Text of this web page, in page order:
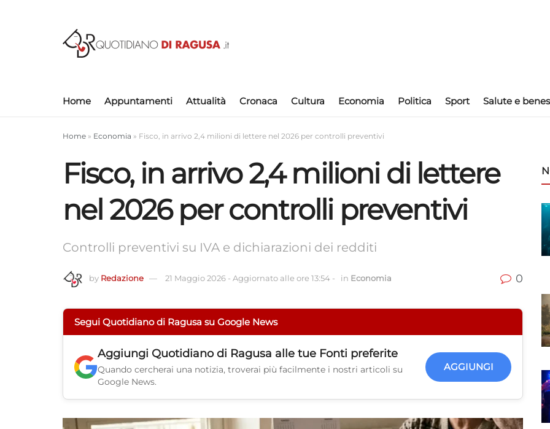
Home Appuntamenti Attualità Cronaca Cultura Economia Politica Sport Salute e
Home » Economia » Fisco, in arrivo 2,4 milioni di lettere nel 2026 per controlli preventivi
Fisco, in arrivo 2,4 milioni di lettere
nel 2026 per controlli preventivi
Controlli preventivi su IVA e dichiarazioni dei redditi
by Redazione 21 Maggio 2026 - Aggiornato alle ore 13:54 - in Economia 0
Segui Quotidiano di Ragusa su Google News
Aggiungi Quotidiano di Ragusa alle tue Fonti preferite
Quando cercherai una notizia, troverai più facilmente i nostri articoli su
Google News.
AGGIUNGI